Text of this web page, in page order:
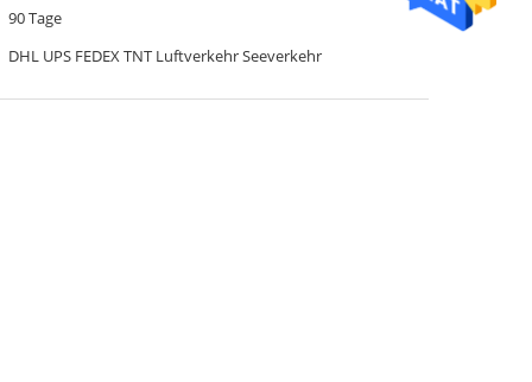
90 Tage
DHL UPS FEDEX TNT Luftverkehr Seeverkehr